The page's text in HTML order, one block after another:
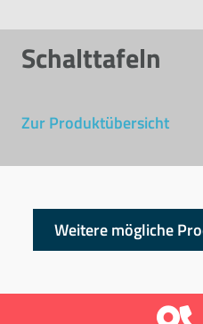
Schalttafeln
Zur Produktübersicht
Weitere mögliche